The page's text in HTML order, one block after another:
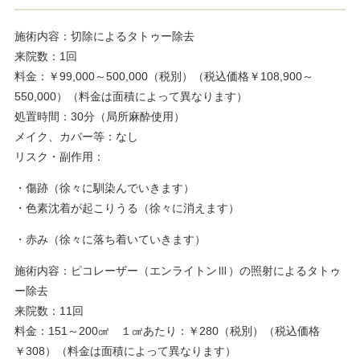
施術内容：切除によるタトゥー除去
来院数：1回
料金：￥99,000～500,000（税別）（税込価格￥108,900～
550,000）（料金は面積によって異なります）
処置時間：30分（局所麻酔使用）
メイク、カバー等：なし
リスク・副作用：
・傷跡（徐々に馴染んでいきます）
・色素沈着が起こりうる（徐々に消えます）
・赤み（徐々に落ち着いていきます）
施術内容：ピコレーザー（エンライトンⅢ）の照射によるタトゥ
ー除去
来院数：11回
料金：151～200㎠ １㎠あたり：￥280（税別）（税込価格
￥308）（料金は面積によって異なります）